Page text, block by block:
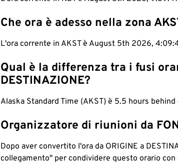
Che ora è adesso nella zona
L'ora corrente in AKST è August 5th 2026,
Qual è la differenza tra i fusi
DESTINAZIONE?
Alaska Standard Time (AKST) è 5.5 hours
Organizzatore di riunioni da
Dopo aver convertito l'ora da ORIGINE a
collegamento" per condividere questo orario